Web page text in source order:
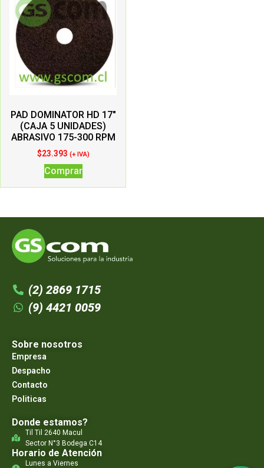
PAD DOMINATOR HD 17″
(CAJA 5 UNIDADES)
ABRASIVO 175-300 RPM
$23.393 (+ IVA)
Comprar
(2) 2869 1715
(9) 4421 0059
Sobre nosotros
Empresa
Despacho
Contacto
Politicas
Donde estamos?
Til Til 2640 Macul
Sector N°3 Bodega C14
Horario de Atención
Lunes a Viernes